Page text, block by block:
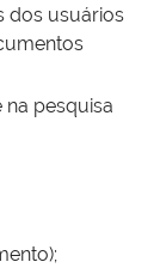
dos usuários
na pesquisa